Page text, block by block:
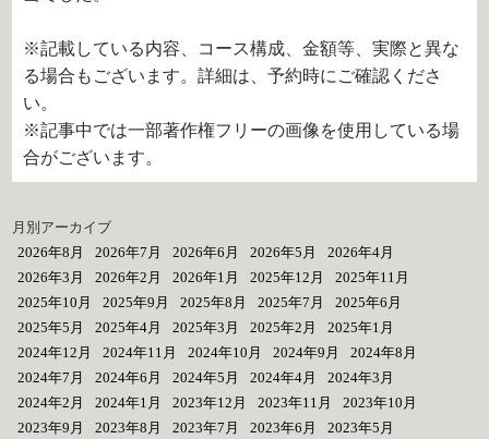
※記載している内容、コース構成、金額等、実際と異な
る場合もございます。詳細は、予約時にご確認くださ
い。
※記事中では一部著作権フリーの画像を使用している場
合がございます。
月別アーカイブ
2026年8月
2026年7月 2026年6月 2026年5月
2026年4月
2026年3月
2026年2月 2026年1月 2025年12月
2025年11月
2025年10月
2025年9月 2025年8月 2025年7月
2025年6月
2025年5月
2025年4月 2025年3月 2025年2月
2025年1月
2024年12月
2024年11月 2024年10月 2024年9月
2024年8月
2024年7月
2024年6月 2024年5月 2024年4月
2024年3月
2024年2月
2024年1月 2023年12月 2023年11月
2023年10月
2023年9月
2023年8月 2023年7月 2023年6月
2023年5月